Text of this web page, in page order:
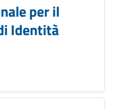
per il
Identità